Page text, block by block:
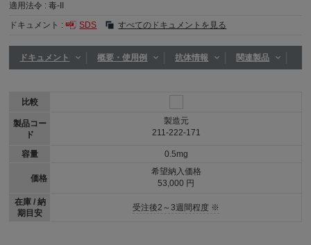
適用法令 :毒-II
ドキュメント :
SDS すべてのドキュメントを見る
ドキュメント 概要・使用例 抗体情報 関連製品
比較
製品コー
ド
容量
価格
在庫 / 納
期目安
製造元
211-222-171
0.5mg
希望納入価格
53,000 円
受注後2～3週間程度 ※